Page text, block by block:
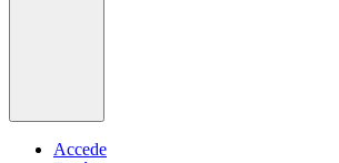
Accede